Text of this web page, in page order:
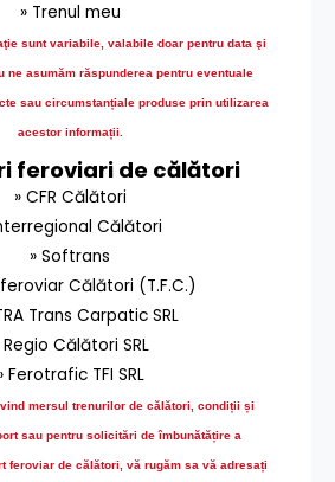
» Trenul meu
sunt variabile, valabile doar pentru data şi
ne asumăm răspunderea pentru eventuale
sau circumstanțiale produse prin utilizarea
acestor informații.
feroviari de călători
» CFR Călători
Călători
» Softrans
Călători (T.F.C.)
Trans Carpatic SRL
Regio Călători SRL
Ferotrafic TFI SRL
mersul trenurilor de călători, condiții și
sau pentru solicitări de îmbunătățire a
feroviar de călători, vă rugăm sa vă adresați